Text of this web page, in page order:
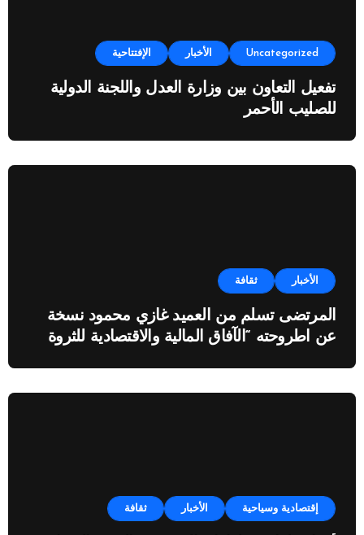
Uncategorized الأخبار الإفتتاحية
تفعيل التعاون بين وزارة العدل واللجنة الدولية
للصليب الأحمر
الأخبار ثقافة
المرتضى تسلم من العميد غازي محمود نسخة
عن اطروحته “الآفاق المالية والاقتصادية للثروة
إقتصادية وسياحية الأخبار ثقافة